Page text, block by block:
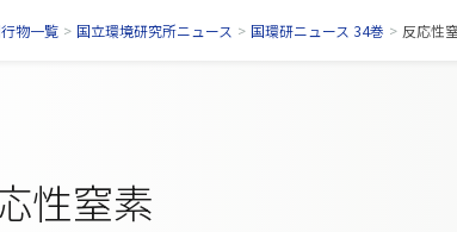
物一覧 > 国立環境研究所ニュース > 国環研ニュース 34巻 > 反応性
性窒素